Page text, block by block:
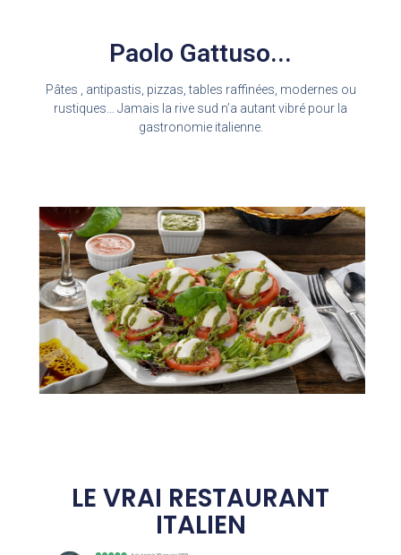
Paolo Gattuso...
Pâtes , antipastis, pizzas, tables raffinées, modernes ou
rustiques… Jamais la rive sud n’a autant vibré pour la
gastronomie italienne.
LE VRAI RESTAURANT
ITALIEN